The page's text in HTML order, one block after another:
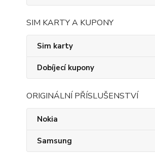
SIM KARTY A KUPONY
Sim karty
Dobíjecí kupony
ORIGINÁLNÍ PŘÍSLUŠENSTVÍ
Nokia
Samsung